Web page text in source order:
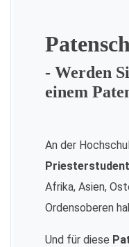
- Werden
einem
An der
Afrika, Asien,
Ordensoberen
Und für diese